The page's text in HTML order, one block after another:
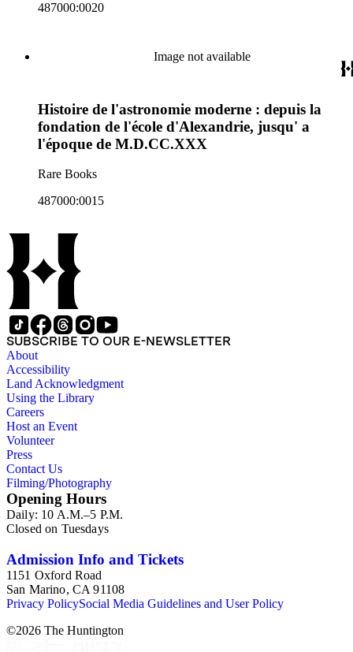
487000:0020
Image not available
Histoire de l'astronomie moderne : depuis la
fondation de l'école d'Alexandrie, jusqu' a
l'époque de M.D.CC.XXX
Rare Books
487000:0015
SUBSCRIBE TO OUR E-NEWSLETTER
About
Accessibility
Land Acknowledgment
Using the Library
Careers
Host an Event
Volunteer
Press
Contact Us
Filming/Photography
Opening Hours
Daily: 10 A.M.–5 P.M.
Closed on Tuesdays
Admission Info and Tickets
1151 Oxford Road
San Marino, CA 91108
Privacy PolicySocial Media Guidelines and User Policy
©2026 The Huntington